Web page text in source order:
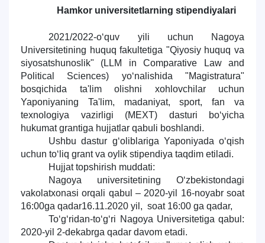
Hamkor universitetlarning stipendiyalari
2021/2022-o‘quv yili uchun Nagoya
Universitetining huquq fakultetiga "Qiyosiy huquq va
siyosatshunoslik" (LLM in Comparative Law and
Political Sciences) yo‘nalishida "Magistratura"
bosqichida ta'lim olishni xohlovchilar uchun
Yaponiyaning Ta'lim, madaniyat, sport, fan va
texnologiya vazirligi (MEXT) dasturi bo‘yicha
hukumat grantiga hujjatlar qabuli boshlandi.
Ushbu dastur g‘oliblariga Yaponiyada o‘qish
uchun to‘liq grant va oylik stipendiya taqdim etiladi.
Hujjat topshirish muddati:
Nagoya universitetining O‘zbekistondagi
vakolatxonasi orqali qabul – 2020-yil 16-noyabr soat
16:00ga qadar16.11.2020 yil, soat 16:00 ga qadar,
To‘g‘ridan-to‘g‘ri Nagoya Universitetiga qabul:
2020-yil 2-dekabrga qadar davom etadi.
Mavzuni tanlang — keyin shu mavzudagi aniq
1. Hujjatlar (bakalavr) (5) 2. Hujjatlar (magistr) (4)
3. Suhbat (bakalavr) (8) 4. Suhbat (magistr) (5)
5. To'lov-kontrakt (2) 6. Elektron ariza (16)
8. Bakalavriat kvotasi (3)
9. Magistratura kvotasi (4) ✉️ Adminga yozish